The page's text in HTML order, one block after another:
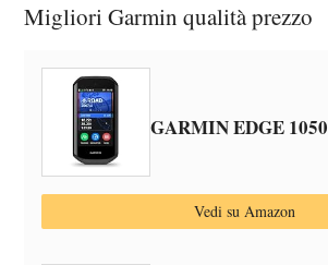
Migliori Garmin qualità prezzo
GARMIN EDGE 1050
Vedi su Amazon